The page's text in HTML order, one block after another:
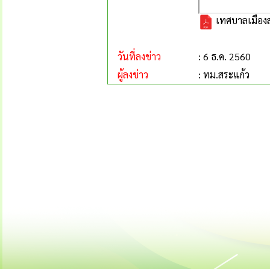
เทศบาลเมือ
วันที่ลงข่าว
: 6 ธ.ค. 2560
ผู้ลงข่าว
: ทม.สระแก้ว